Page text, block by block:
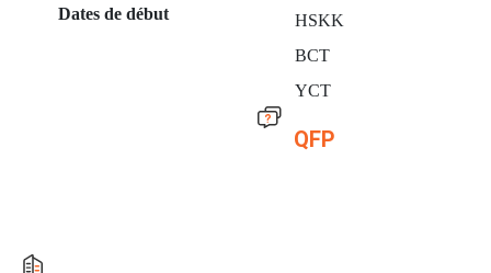
Dates de début
HSKK
BCT
YCT
QFP